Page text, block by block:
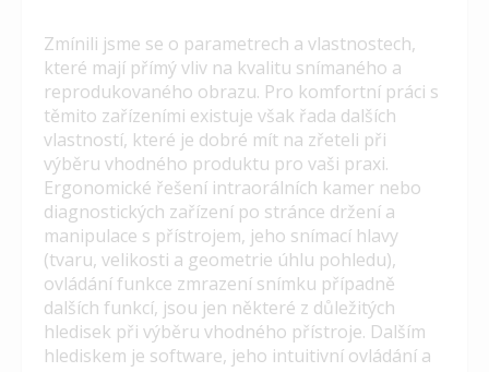
Zmínili jsme se o parametrech a vlastnostech,
které mají přímý vliv na kvalitu snímaného a
reprodukovaného obrazu. Pro komfortní práci s
těmito zařízeními existuje však řada dalších
vlastností, které je dobré mít na zřeteli při
výběru vhodného produktu pro vaši praxi.
Ergonomické řešení intraorálních kamer nebo
diagnostických zařízení po stránce držení a
manipulace s přístrojem, jeho snímací hlavy
(tvaru, velikosti a geometrie úhlu pohledu),
ovládání funkce zmrazení snímku případně
dalších funkcí, jsou jen některé z důležitých
hledisek při výběru vhodného přístroje. Dalším
hlediskem je software, jeho intuitivní ovládání a